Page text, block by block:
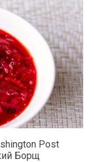
Post
Борщ